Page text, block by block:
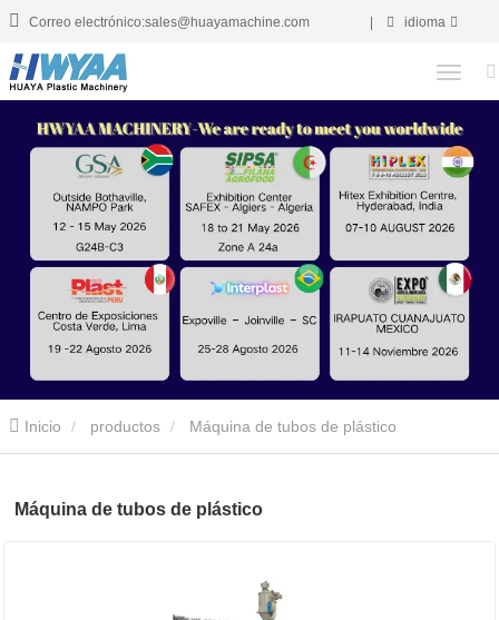
Correo electrónico:sales@huayamachine.com idioma
Inicio productos Máquina de tubos de plástico
Máquina de tubos de plástico